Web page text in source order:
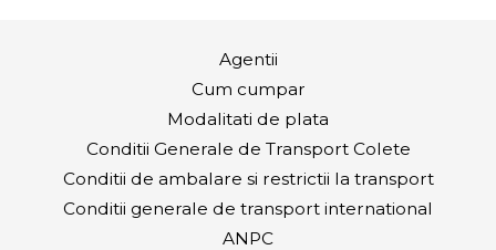
Transport colete
Inchirieri autocare
Regulamente campanii si promotii
Acord de Comunicare Comerciala
Sfaturi utile
Cariere
Firma transport persoane - Oferte si promotii